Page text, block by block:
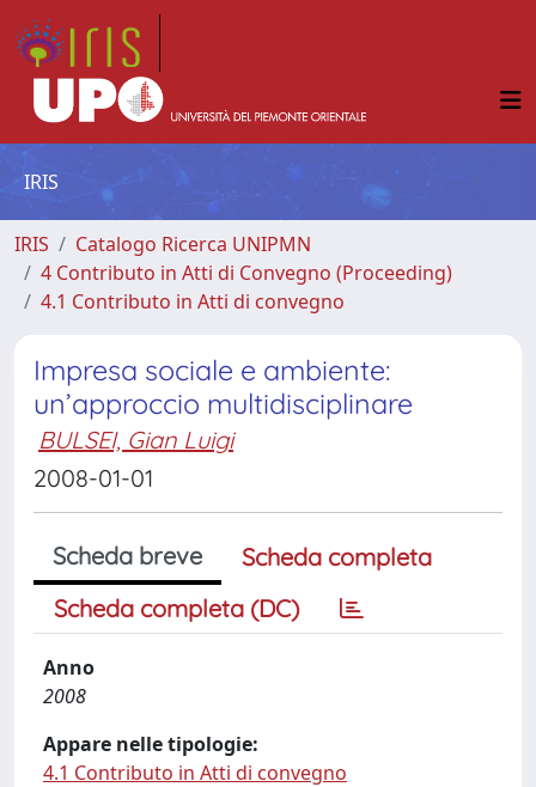
IRIS
IRIS
Catalogo Ricerca UNIPMN
4 Contributo in Atti di Convegno (Proceeding)
4.1 Contributo in Atti di convegno
Impresa sociale e ambiente:
un’approccio multidisciplinare
BULSEI, Gian Luigi
2008-01-01
Scheda breve
Scheda completa
Scheda completa (DC)
Anno
2008
Appare nelle tipologie:
4.1 Contributo in Atti di convegno